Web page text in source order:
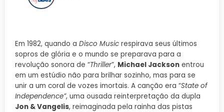
Em 1982, quando a Disco Music respirava seus últimos
sopros de glória e o mundo se preparava para a
revolução sonora de “Thriller”, Michael Jackson entrou
em um estúdio não para brilhar sozinho, mas para se
unir a um coral de vozes imortais. A canção era “State of
Independence”, uma ousada reinterpretação da dupla
Jon & Vangelis, reimaginada pela rainha das pistas